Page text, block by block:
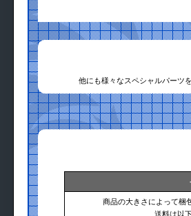
他にも様々なスペシャルパーツ
商品の大きさによって梱
送料は以